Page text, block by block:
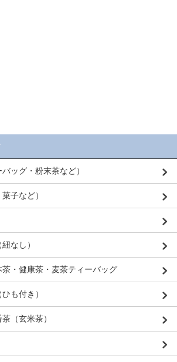
ッグ・粉末茶など）
子など）
なし）
・健康茶・麦茶ティーバッグ
も付き）
（玄米茶）